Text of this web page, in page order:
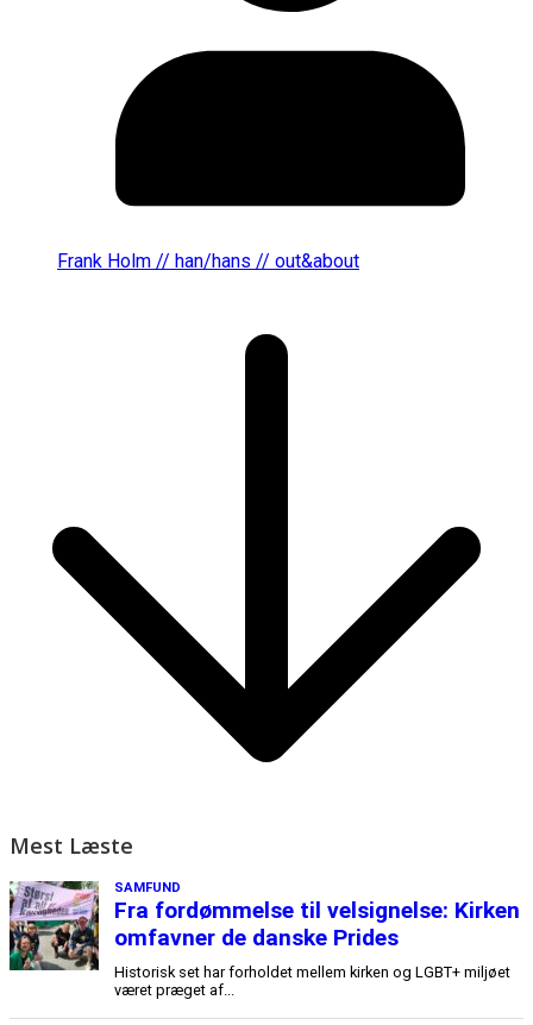
Frank Holm // han/hans // out&about
Mest Læste